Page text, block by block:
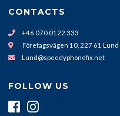
CONTACTS
+46 070 0122 333
Företagsvägen 10, 227 61 Lund
Lund@speedyphonefix.net
FOLLOW US